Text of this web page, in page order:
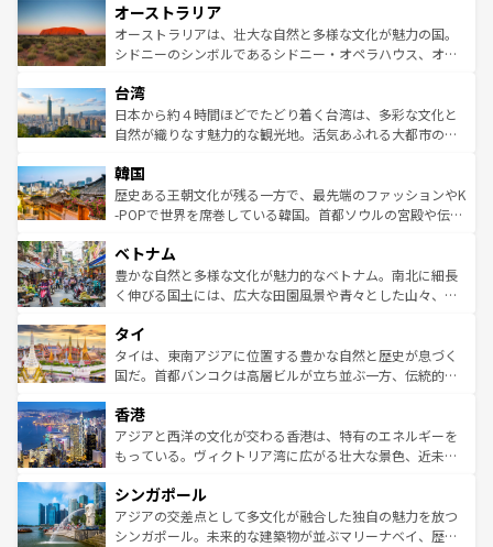
部のニューオーリンズでは、音楽と美食が融合した独特の
文化が魅力。旅行者はアメリカの各地域で異なる魅力を楽
しみながら、その多様性と豊かな歴史を感じることができ
ならではの贅沢な旅のスタイルだ。 なお、新着のアメリカ
情報はコンテンツ一覧を参照してほしい。
ワイ島は見逃せない。また、定番の観光地といえばオアフ
島だが、静かな自然を求めるならマウイ島やカウアイ島が
おすすめ。エメラルドグリーンに輝く海をはじめ、豊かな
れるおもてなしの心で訪れる人々を迎えてくれるハワイの
人々、おいしいローカルフードやハワイアンミュージッ
ク、伝統的なフラダンスなど、すべてがハワイの魅力を彩
ワイを、存分に味わってほしい。 なお、新着のハワイ情報
はコンテンツ一覧を参照してほしい。
オーストラリア
オーストラリアは、壮大な自然と多様な文化が魅力の国。
シドニーのシンボルであるシドニー・オペラハウス、オー
リアリーフや大陸中央部にそびえるウルル（エアーズロッ
ク）、タスマニアの美しい原生林やケアンズの熱帯雨林な
ど、見どころがたくさん。また、カフェやワイン、オージ
いる。アクティビティも充実しており、サーフィンやダイ
ビング、ハイキングなど、アウトドア好きにはたまらな
い。オーストラリアの多彩な魅力を存分に味わいつくそ
参照してほしい。
台湾
日本から約４時間ほどでたどり着く台湾は、多彩な文化と
自然が織りなす魅力的な観光地。活気あふれる大都市の台
ン）、静ひつな山岳地帯である台湾東部など、都市の喧騒
と山間の静けさが共存しており、訪れる人に新しい発見と
驚きをもたらしてくれる。また、奥深い台湾の食文化も魅
容にもいいと評判のスイーツなど、バラエティ豊かな料理
が味わえる。 なお、新着の台湾情報は コンテンツ一覧を参
照してほしい。
韓国
歴史ある王朝文化が残る一方で、最先端のファッションやK
-POPで世界を席巻している韓国。首都ソウルの宮殿や伝統
き、地方に足を延ばせば四季折々の自然美を楽しむことが
できる。そして、キムチや焼肉、絶品のストリートフード
まで、さまざまな韓国料理が待っている。夜には、韓国な
リティに包まれながら、韓国の多彩な魅力を心ゆくまで味
わってみてほしい。 なお、新着の韓国情報はコンテンツ一
覧を参照してほしい。
ベトナム
豊かな自然と多様な文化が魅力的なベトナム。南北に細長
く伸びる国土には、広大な田園風景や青々とした山々、世
急速な発展と共に伝統が息づく。ハノイの古い町並みやホ
ーチミン市のフランス統治時代の建物も、独特の雰囲気を
醸し出している。また、バラエティの豊かさとおいしさで
とつ。フォーやバインミー、ベトナムコーヒーなどは、ぜ
ひ現地で味わいたい。どの地域を訪れてもあたたかい人々
が旅行者を迎えてくれるので、きっと忘れられない旅にな
参照してほしい。
タイ
タイは、東南アジアに位置する豊かな自然と歴史が息づく
国だ。首都バンコクは高層ビルが立ち並ぶ一方、伝統的な
の活気が交差している。北部ではチェンマイなどの山岳地
帯で自然と触れ合い、南部ではプーケットやクラビの美し
いビーチでリゾート気分を楽しむことができる。タイ料理
激する。気候は一年中温暖で、どの季節にも異なる楽しみ
が待っている。親しみやすいタイの人々、仏教を中心とし
た文化、そして多様な観光資源が、訪れる旅人を魅了し続
香港
アジアと西洋の文化が交わる香港は、特有のエネルギーを
もっている。ヴィクトリア湾に広がる壮大な景色、近未来
み、どこを訪れても感動するはず。観光スポットが密集し
ており、効率よく見どころを回れるのも魅力。息をのむよ
うな絶景から文化的な体験まで、香港を存分に楽しみ尽く
シンガポール
アジアの交差点として多文化が融合した独自の魅力を放つ
シンガポール。未来的な建築物が並ぶマリーナベイ、歴史